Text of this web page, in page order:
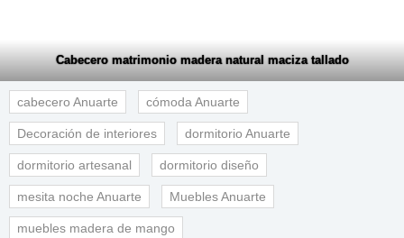
Cabecero matrimonio madera natural maciza tallado
cabecero Anuarte cómoda Anuarte
Decoración de interiores dormitorio Anuarte
dormitorio artesanal dormitorio diseño
mesita noche Anuarte Muebles Anuarte
muebles madera de mango